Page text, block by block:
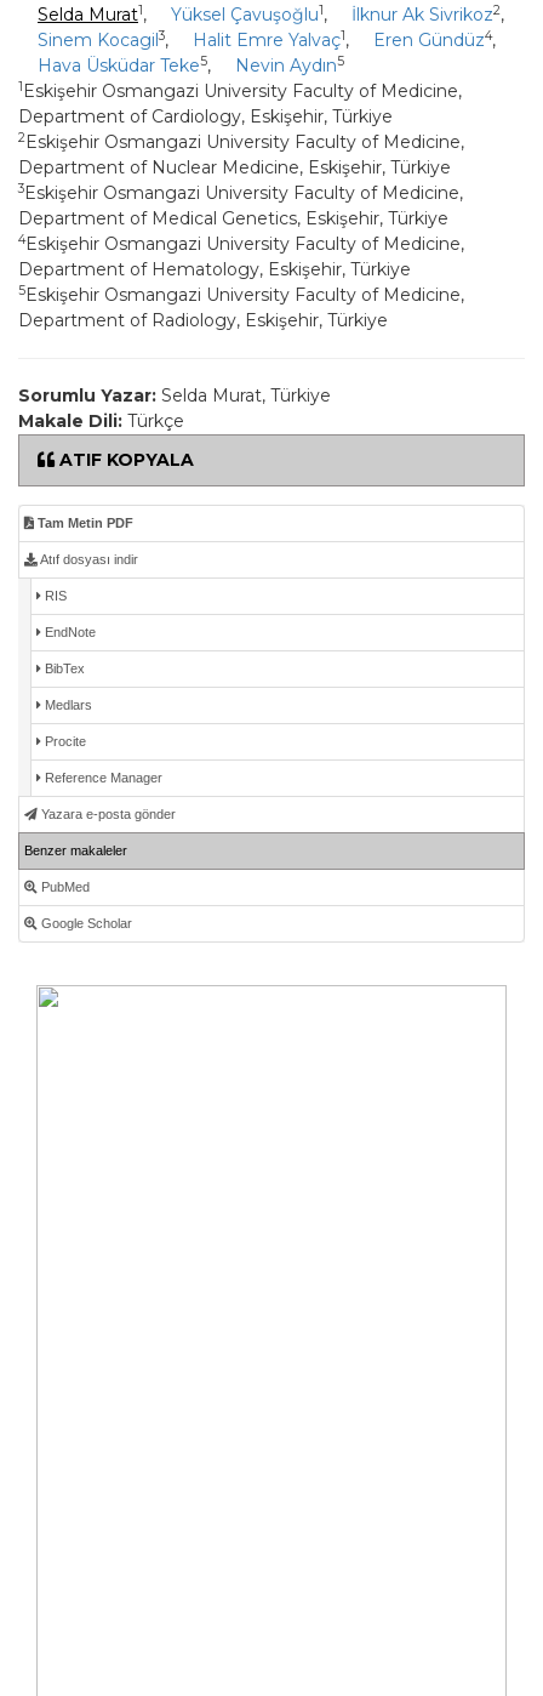
Selda Murat1, Yüksel Çavuşoğlu1, İlknur Ak Sivrikoz2,
Sinem Kocagil3, Halit Emre Yalvaç1, Eren Gündüz4,
Hava Üsküdar Teke5, Nevin Aydın5
1 Eskişehir Osmangazi University Faculty of Medicine,
Department of Cardiology, Eskişehir, Türkiye
2Eskişehir Osmangazi University Faculty of Medicine,
Department of Nuclear Medicine, Eskişehir, Türkiye
3Eskişehir Osmangazi University Faculty of Medicine,
Department of Medical Genetics, Eskişehir, Türkiye
4Eskişehir Osmangazi University Faculty of Medicine,
Department of Hematology, Eskişehir, Türkiye
5Eskişehir Osmangazi University Faculty of Medicine,
Department of Radiology, Eskişehir, Türkiye
Sorumlu Yazar: Selda Murat, Türkiye
Makale Dili: Türkçe
ATIF KOPYALA
Tam Metin PDF
Atıf dosyası indir
RIS
EndNote
BibTex
Medlars
Procite
Reference Manager
Yazara e-posta gönder
Benzer makaleler
PubMed
Google Scholar